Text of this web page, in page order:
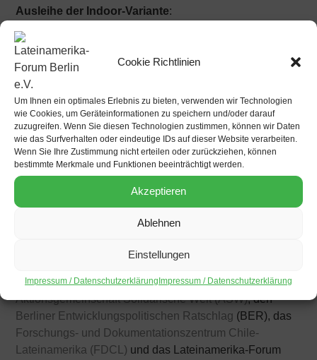
Cookie Richtlinien
Um Ihnen ein optimales Erlebnis zu bieten, verwenden wir Technologien
wie Cookies, um Geräteinformationen zu speichern und/oder darauf
zuzugreifen. Wenn Sie diesen Technologien zustimmen, können wir Daten
wie das Surfverhalten oder eindeutige IDs auf dieser Website verarbeiten.
Wenn Sie Ihre Zustimmung nicht erteilen oder zurückziehen, können
bestimmte Merkmale und Funktionen beeinträchtigt werden.
Akzeptieren
Ablehnen
Einstellungen
Impressum / DatenschutzerklärungImpressum / Datenschutzerklärung
Ausleihe der Indoor-Variante:
amazonien Führung & Gespräch für Schulklassen:
D
ie Initiative und SBNE bieten im Zeitraum vom 1.12. bis
10.12.2022 für Schulklassen und Gruppen ab 15
Personen Führungen durch die Ausstellung und
Gespräche zum Thema an. Bei Interesse melden Sie
sich bitte untersbne@charlottenburg-wilmersdorf.de Die
Ausstellung wurde von der ASW –
Aktionsgemeinschaft
Solidarische Welt e.V.und dem Lateinamerika-Forum
Berlin e.V. im Rahmen der Initiative 'Berlin aktiv im
Klima-Bündnis' erstellt. Die Initiative hat sich zum Ziel
in die Stadtgesellschaft kommuniziert wird. Die Initiative
entwicklungspolitischen NRO. Sie umfasst die
Aktionsgemeinschaft Solidarische Welt (ASW), den
Berliner Entwicklungspolitischen Ratschlag (BER), das
Forschungs- und Dokumentationszentrum Chile-
Lateinamerika (FDCL) und das Lateinamerika-Forum